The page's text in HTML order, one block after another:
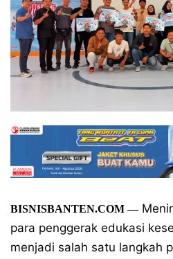
BISNISBANTEN.COM—
para penggerak edukasi
menjadi salah satu langkah